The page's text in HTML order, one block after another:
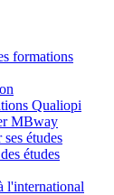
formations
Qualiopi
MBway
études
études
l'international